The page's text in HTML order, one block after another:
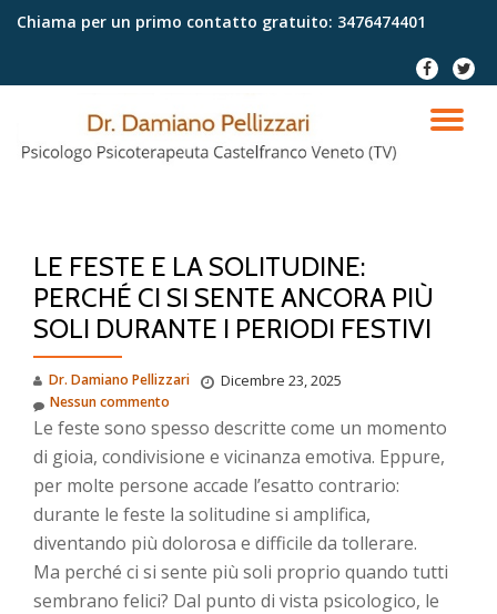
Chiama per un primo contatto gratuito: 3476474401
fa-
facebook
fa-
twitter
LE FESTE E LA SOLITUDINE:
PERCHÉ CI SI SENTE ANCORA PIÙ
SOLI DURANTE I PERIODI FESTIVI
Dr. Damiano Pellizzari Dicembre 23, 2025
Nessun commento
Le feste sono spesso descritte come un momento
di gioia, condivisione e vicinanza emotiva. Eppure,
per molte persone accade l’esatto contrario:
durante le feste la solitudine si amplifica,
diventando più dolorosa e difficile da tollerare.
Ma perché ci si sente più soli proprio quando tutti
sembrano felici? Dal punto di vista psicologico, le